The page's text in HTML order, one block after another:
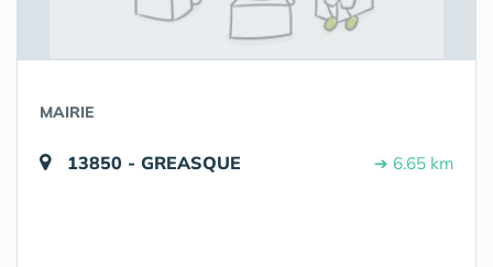
MAIRIE
13850 - GREASQUE ➔ 6.65 km